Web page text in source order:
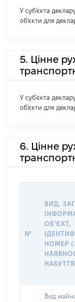
У суб'єкта
об'єкти для
5. Цінне
У суб'єкта
об'єкти для
6. Цінне
№
ВИД,
ОБʼЄКТ,
НОМЕР
Вид